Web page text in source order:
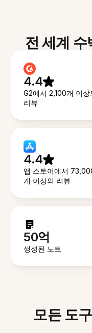
전 세계
4.4
G2에서 2,100개 이상
리뷰
4.4
앱 스토어에서
개 이상의 리뷰
50억
생성된 노트
모든 도